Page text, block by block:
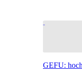
GEFU: